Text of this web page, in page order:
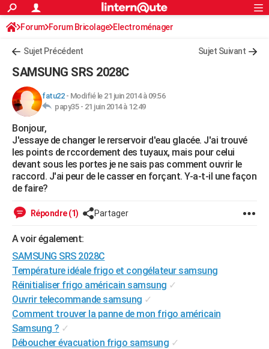
ACTUALITÉS
Politique
Société
Faits Divers
Education
Monde
Villes
+
FINANCE
Retraite
Impôts
Epargne
Immobilier
Risques naturels par ville
Banque
Assurance
Crédit
AUTO
Essais
Réserver un essai
Citadines
Berlines
SUV
Forum auto
+HIGH-TECH
Mobiles
Meilleur smartphone
Internet
Ordinateurs
Jeux vidéo
Guide high-tech
+BRICOLAGE
Forum
Aménagement intérieur
Extérieur
Cuisine
Salle de bains
Jardinage
Rangement
WEEK-END
Guides de France
Escapades
Patrimoine
Expositions
Musées
Week-end nature
LIFESTYLE
SANTE
Alimentation
Guide de la santé
Maladies
Médicaments
Sommeil
VOYAGE
Destinations
City break
Voyage nature
Voyage de noces
Forum
Climat
+PHOTO
GUIDES D'ACHAT
BONS PLANS
S'inscrire
Connexion
Forum Forum Bricolage Electroménager
Sujet Précédent Sujet Suivant
SAMSUNG SRS 2028C
fatu22- Modifié le 21 juin 2014 à 09:56
papy35 - 21 juin 2014 à 12:49
Bonjour,
J'essaye de changer le rerservoir d'eau glacée. J'ai trouvé
les points de rccordement des tuyaux, mais pour celui
devant sous les portes je ne sais pas comment ouvrir le
raccord. J'ai peur de le casser en forçant. Y-a-t-il une façon
de faire?
Répondre (1) Partager
A voir également:
SAMSUNG SRS 2028C
Température idéale frigo et congélateur samsung
Réinitialiser frigo américain samsung ✓
Ouvrir telecommande samsung ✓
Comment trouver la panne de mon frigo américain
Samsung ? ✓
Déboucher évacuation frigo samsung ✓